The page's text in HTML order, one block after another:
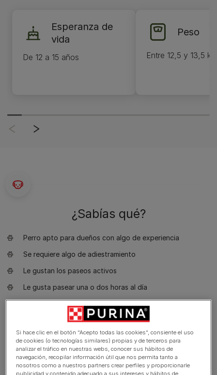
Esperanza de
vida
De 12 a 15 años
Peso
Entre 12,5 y 13,5 kg
¿Sabías qué?
Perro apto para dueños con algo de experiencia
Se requiere algo de adiestramiento
Le gustan los paseos activos
Le gusta pasear una o dos horas al día
Babeo mínimo
Requiere aseo una vez por semana
Raza no hipoalergénica
Perro tranquilo
Si hace clic en el botón “Acepto todas las cookies”, consiente el uso
de cookies (o tecnologías similares) propias y de terceros para
analizar el tráfico en nuestras webs, conocer sus hábitos de
navegación, recopilar información útil que nos permita tanto a
nosotros como a nuestros partners crear perfiles y proporcionarle
publicidad y contenido adecuado a sus intereses y hábitos de